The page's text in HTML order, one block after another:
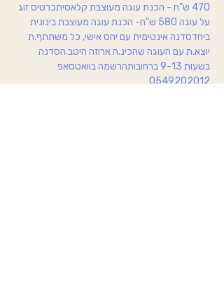
470 ש"ח - הכנת עוגה מעוצבת קלאסיתכרטיס זוג
על עוגה 580 ש"ח- הכנת עוגה מעוצבת בינונית
ביחדסדנה אינטימית עם יחס אישי, כל משתתף.ת
יוצא.ת עם העוגה שהכינ.ה ארוזה היטב.הסדנה
בשעות 9-13 ברחובותהרשמה בוואטסאפ
0549202012